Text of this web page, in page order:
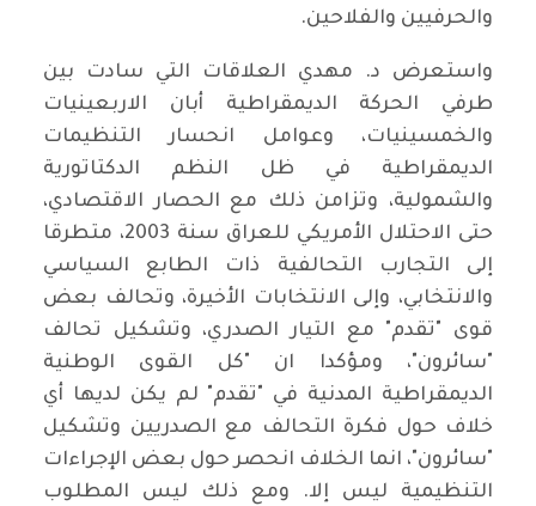
والحرفيين والفلاحين.
واستعرض د. مهدي العلاقات التي سادت بين
طرفي الحركة الديمقراطية أبان الاربعينيات
والخمسينيات، وعوامل انحسار التنظيمات
الديمقراطية في ظل النظم الدكتاتورية
والشمولية، وتزامن ذلك مع الحصار الاقتصادي،
حتى الاحتلال الأمريكي للعراق سنة 2003، متطرقا
إلى التجارب التحالفية ذات الطابع السياسي
والانتخابي، وإلى الانتخابات الأخيرة، وتحالف بعض
قوى "تقدم" مع التيار الصدري، وتشكيل تحالف
"سائرون"، ومؤكدا ان "كل القوى الوطنية
الديمقراطية المدنية في "تقدم" لم يكن لديها أي
خلاف حول فكرة التحالف مع الصدريين وتشكيل
"سائرون"، انما الخلاف انحصر حول بعض الإجراءات
التنظيمية ليس إلا. ومع ذلك ليس المطلوب